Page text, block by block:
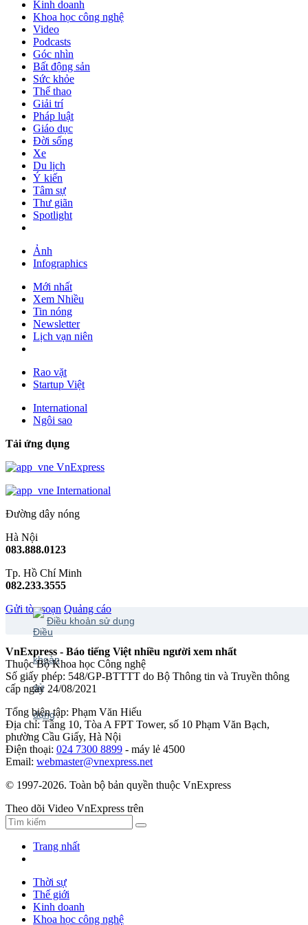
Kinh doanh
Khoa học công nghệ
Video
Podcasts
Góc nhìn
Bất động sản
Sức khỏe
Thể thao
Giải trí
Pháp luật
Giáo dục
Đời sống
Xe
Du lịch
Ý kiến
Tâm sự
Thư giãn
Spotlight
Ảnh
Infographics
Mới nhất
Xem Nhiều
Tin nóng
Newsletter
Lịch vạn niên
Rao vặt
Startup Việt
International
Ngôi sao
Tải ứng dụng
VnExpress
International
Đường dây nóng
Hà Nội
083.888.0123
Tp. Hồ Chí Minh
082.233.3555
Gửi tòa soạn Quảng cáo
Điều khoản sử dụng
VnExpress - Báo tiếng Việt nhiều người xem nhất
Thuộc Bộ Khoa học Công nghệ
Số giấy phép: 548/GP-BTTTT do Bộ Thông tin và Truyền thông
cấp ngày 24/08/2021
Tổng biên tập: Phạm Văn Hiếu
Địa chỉ: Tầng 10, Tòa A FPT Tower, số 10 Phạm Văn Bạch,
phường Cầu Giấy, Hà Nội
Điện thoại: 024 7300 8899 - máy lẻ 4500
Email: webmaster@vnexpress.net
© 1997-2026. Toàn bộ bản quyền thuộc VnExpress
Theo dõi Video VnExpress trên
Trang nhất
Thời sự
Thế giới
Kinh doanh
Khoa học công nghệ